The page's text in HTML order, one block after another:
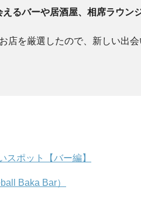
えるバーや居酒屋、相席ラウン
店を厳選したので、新しい出
スポット【バー編】
Baka Bar）